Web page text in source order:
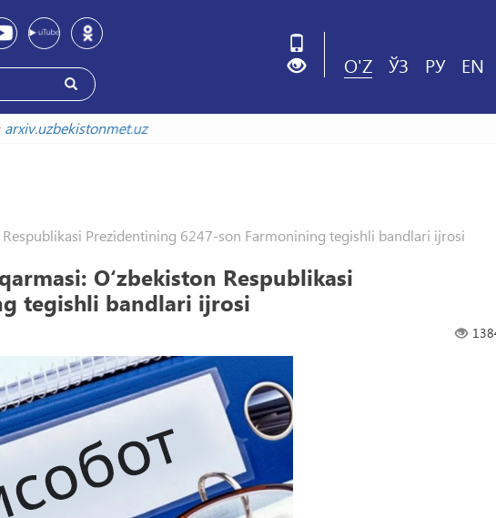
O'Z ЎЗ РУ EN
arxiv.uzbekistonmet.uz
Prezidentining 6247-son Farmonining tegishli bandlari ijrosi
O‘zbekiston Respublikasi
tegishli bandlari ijrosi